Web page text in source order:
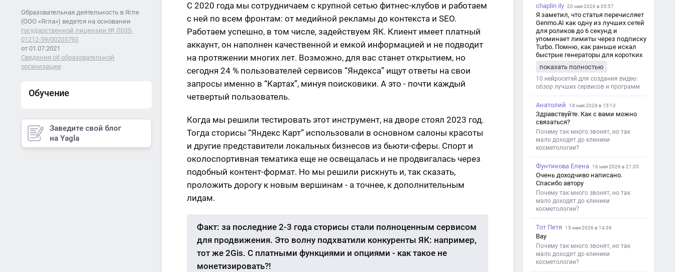
С 2020 года мы сотрудничаем с крупной сетью фитнес-клубов и работаем
с ней по всем фронтам: от медийной рекламы до контекста и SEO.
Работаем успешно, в том числе, задействуем ЯК. Клиент имеет платный
аккаунт, он наполнен качественной и емкой информацией и не подводит
на протяжении многих лет. Возможно, для вас станет открытием, но
сегодня 24 % пользователей сервисов “Яндекса” ищут ответы на свои
запросы именно в “Картах”, минуя поисковики. А это - почти каждый
четвертый пользователь.
Когда мы решили тестировать этот инструмент, на дворе стоял 2023 год.
Тогда сторисы “Яндекс Карт” использовали в основном салоны красоты
и другие представители локальных бизнесов из бьюти-сферы. Спорт и
околоспортивная тематика еще не освещалась и не продвигалась через
подобный контент-формат. Но мы решили рискнуть и, так сказать,
проложить дорогу к новым вершинам - а точнее, к дополнительным
лидам.
Факт: за последние 2-3 года сторисы стали полноценным сервисом
для продвижения. Это волну подхватили конкуренты ЯК: например,
тот же 2Gis. С платными функциями и опциями - как такое не
монетизировать?!
Образовательная деятельность в Ягле
(ООО «Ягла») ведется на основании
государственной лицензии № Л035-
01212-59/00203793
от 01.07.2021
Сведения об образовательной
организации
Обучение
Заведите свой блог
на Yagla
chaplin ily 20 мая 2026 в 05:57
Я заметил, что статья перечисляет
Genmo.AI как одну из лучших сетей
для роликов до 6 секунд и
упоминает лимиты через подписку
Turbo. Помню, как раньше искал
быстрые генераторы для коротких
такой обзор именно с акцентом на
ограничения и подпись. Image V2
показать полностью
10 нейросетей для создания видео:
обзор лучших сервисов и программ
Анатолий 18 мая 2026 в 15:13
Здравствуйте. Как с вами можно
связаться?
Почему так много звонят, но так
мало доходят до клиники
косметологии?
Фунтикова Елена 16 мая 2026 в 21:35
Очень доходчиво написано.
Спасибо автору
Почему так много звонят, но так
мало доходят до клиники
косметологии?
Тот Петя 15 мая 2026 в 14:36
Вау
Почему так много звонят, но так
мало доходят до клиники
косметологии?